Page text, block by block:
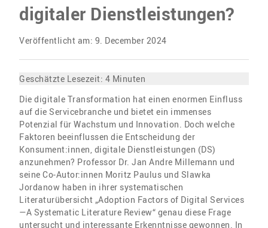
digitaler Dienstleistungen?
Veröffentlicht am: 9. December 2024
Geschätzte Lesezeit: 4 Minuten
Die digitale Transformation hat einen enormen Einfluss
auf die Servicebranche und bietet ein immenses
Potenzial für Wachstum und Innovation. Doch welche
Faktoren beeinflussen die Entscheidung der
Konsument:innen, digitale Dienstleistungen (DS)
anzunehmen? Professor Dr. Jan Andre Millemann und
seine Co-Autor:innen Moritz Paulus und Slawka
Jordanow haben in ihrer systematischen
Literaturübersicht „Adoption Factors of Digital Services
—A Systematic Literature Review“ genau diese Frage
untersucht und interessante Erkenntnisse gewonnen. In